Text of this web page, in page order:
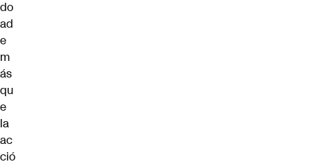
do
ad
e
m
ás
qu
e
la
ac
ció